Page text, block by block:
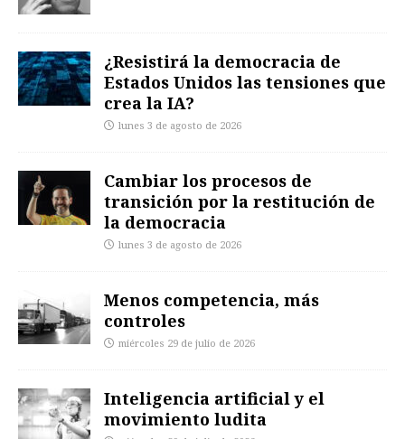
¿Resistirá la democracia de
Estados Unidos las tensiones que
crea la IA?
lunes 3 de agosto de 2026
Cambiar los procesos de
transición por la restitución de
la democracia
lunes 3 de agosto de 2026
Menos competencia, más
controles
miércoles 29 de julio de 2026
Inteligencia artificial y el
movimiento ludita